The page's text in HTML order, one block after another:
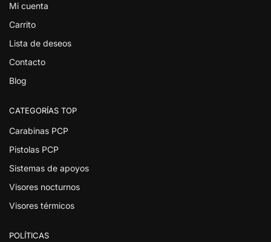
Mi cuenta
Carrito
Lista de deseos
Contacto
Blog
CATEGORÍAS TOP
Carabinas PCP
Pistolas PCP
Sistemas de apoyos
Visores nocturnos
Visores térmicos
POLÍTICAS